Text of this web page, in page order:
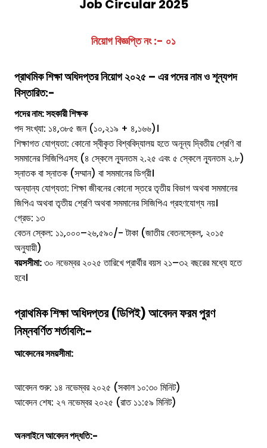
Job Circular 2025
নিয়োগ বিজ্ঞপ্তি নং :- ০১
প্রাথমিক শিক্ষা অধিদপ্তরনিয়োগ ২০২৫ – এর পদের নাম ও শূন্যপদ
বিস্তারিত:-
পদের নাম: সহকারী শিক্ষক
পদ সংখ্যা: ১৪,৩৮৫ জন (১০,২১৯ + ৪,১৬৬)।
শিক্ষাগত যোগ্যতা: কোনো স্বীকৃত বিশ্ববিদ্যালয় হতে অনূন্য দ্বিতীয় শ্রেণি বা
সমমানের সিজিপিএসহ (৪ স্কেলে ন্যূনতম ২.২৫ এবং ৫ স্কেলে ন্যূনতম ২.৮)
স্নাতক বা স্নাতক (সম্মান) বা সমমানের ডিগ্রী।
অন্যান্য যোগ্যতা: শিক্ষা জীবনের কোনো স্তরে তৃতীয় বিভাগ অথবা সমমানের
জিপিএ অথবা তৃতীয় শ্রেণি অথবা সমমানের সিজিপিএ গ্রহণযোগ্য নয়।
গ্রেড: ১৩
বেতন স্কেল: ১১,০০০–২৬,৫৯০/- টাকা (জাতীয় বেতনস্কেল, ২০১৫
অনুযায়ী)
বয়সসীমা:৩০ নভেম্বর ২০২৫ তারিখে প্রার্থীর বয়স ২১–৩২ বছরের মধ্যে হতে
হবে।
প্রাথমিক শিক্ষা অধিদপ্তর (ডিপিই)আবেদন ফরম পুরণ
নিম্নবর্ণিত শর্তাবলি:-
আবেদনের সময়সীমা:
আবেদন শুরু: ১৪ নভেম্বর ২০২৫ (সকাল ১০:৩০ মিনিট)
আবেদন শেষ: ২৭ নভেম্বর ২০২৫ (রাত ১১:৫৯ মিনিট)
অনলাইনে আবেদন পদ্ধতি:-